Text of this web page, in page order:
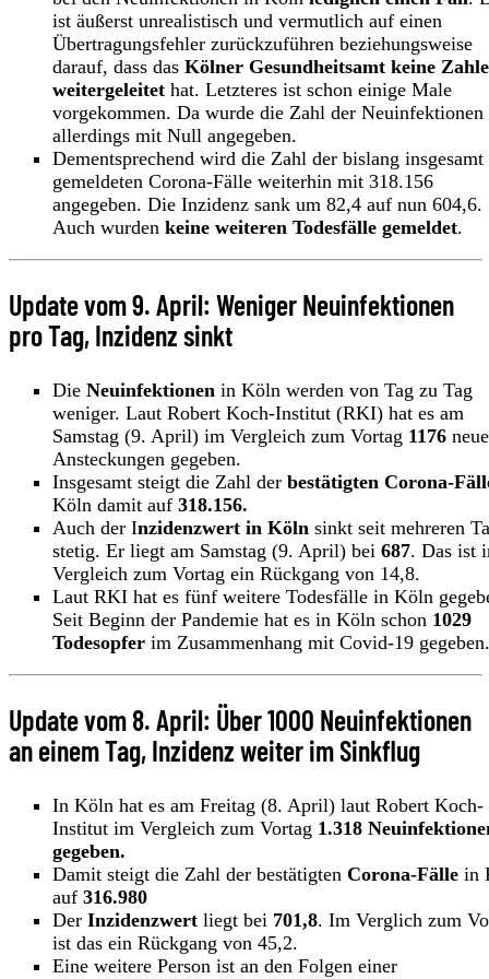
ist äußerst unrealistisch und vermutlich auf einen
Übertragungsfehler zurückzuführen beziehungsweise
darauf, dass das Kölner Gesundheitsamt keine
weitergeleitet hat. Letzteres ist schon einige Male
vorgekommen. Da wurde die Zahl der Neuinfektionen
allerdings mit Null angegeben.
Dementsprechend wird die Zahl der bislang insgesamt
gemeldeten Corona-Fälle weiterhin mit 318.156
angegeben. Die Inzidenz sank um 82,4 auf nun 604,6.
Auch wurden keine weiteren Todesfälle gemeldet.
Update vom 9. April: Weniger Neuinfektionen
pro Tag, Inzidenz sinkt
Die Neuinfektionen in Köln werden von Tag zu Tag
weniger. Laut Robert Koch-Institut (RKI) hat es am
Samstag (9. April) im Vergleich zum Vortag 1176 neue
Ansteckungen gegeben.
Insgesamt steigt die Zahl der bestätigten Corona-
Köln damit auf 318.156.
Auch der Inzidenzwert in Köln sinkt seit mehreren
stetig. Er liegt am Samstag (9. April) bei 687. Das ist
Vergleich zum Vortag ein Rückgang von 14,8.
Laut RKI hat es fünf weitere Todesfälle in Köln
Seit Beginn der Pandemie hat es in Köln schon 1029
Todesopfer im Zusammenhang mit Covid-19 gegeben.
Update vom 8. April: Über 1000 Neuinfektionen
an einem Tag, Inzidenz weiter im Sinkflug
In Köln hat es am Freitag (8. April) laut Robert Koch-
Institut im Vergleich zum Vortag 1.318
gegeben.
Damit steigt die Zahl der bestätigten Corona-Fälle in
auf 316.980
Der Inzidenzwert liegt bei 701,8. Im Verglich zum
ist das ein Rückgang von 45,2.
Eine weitere Person ist an den Folgen einer